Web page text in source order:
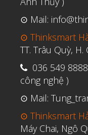
⊙ Mail:
⊙ Thinksmart
TT. Trâu Quỳ, H.
036 549
công nghệ )
⊙ Mail:
⊙ Thinksmart
Máy Chai, Ngô